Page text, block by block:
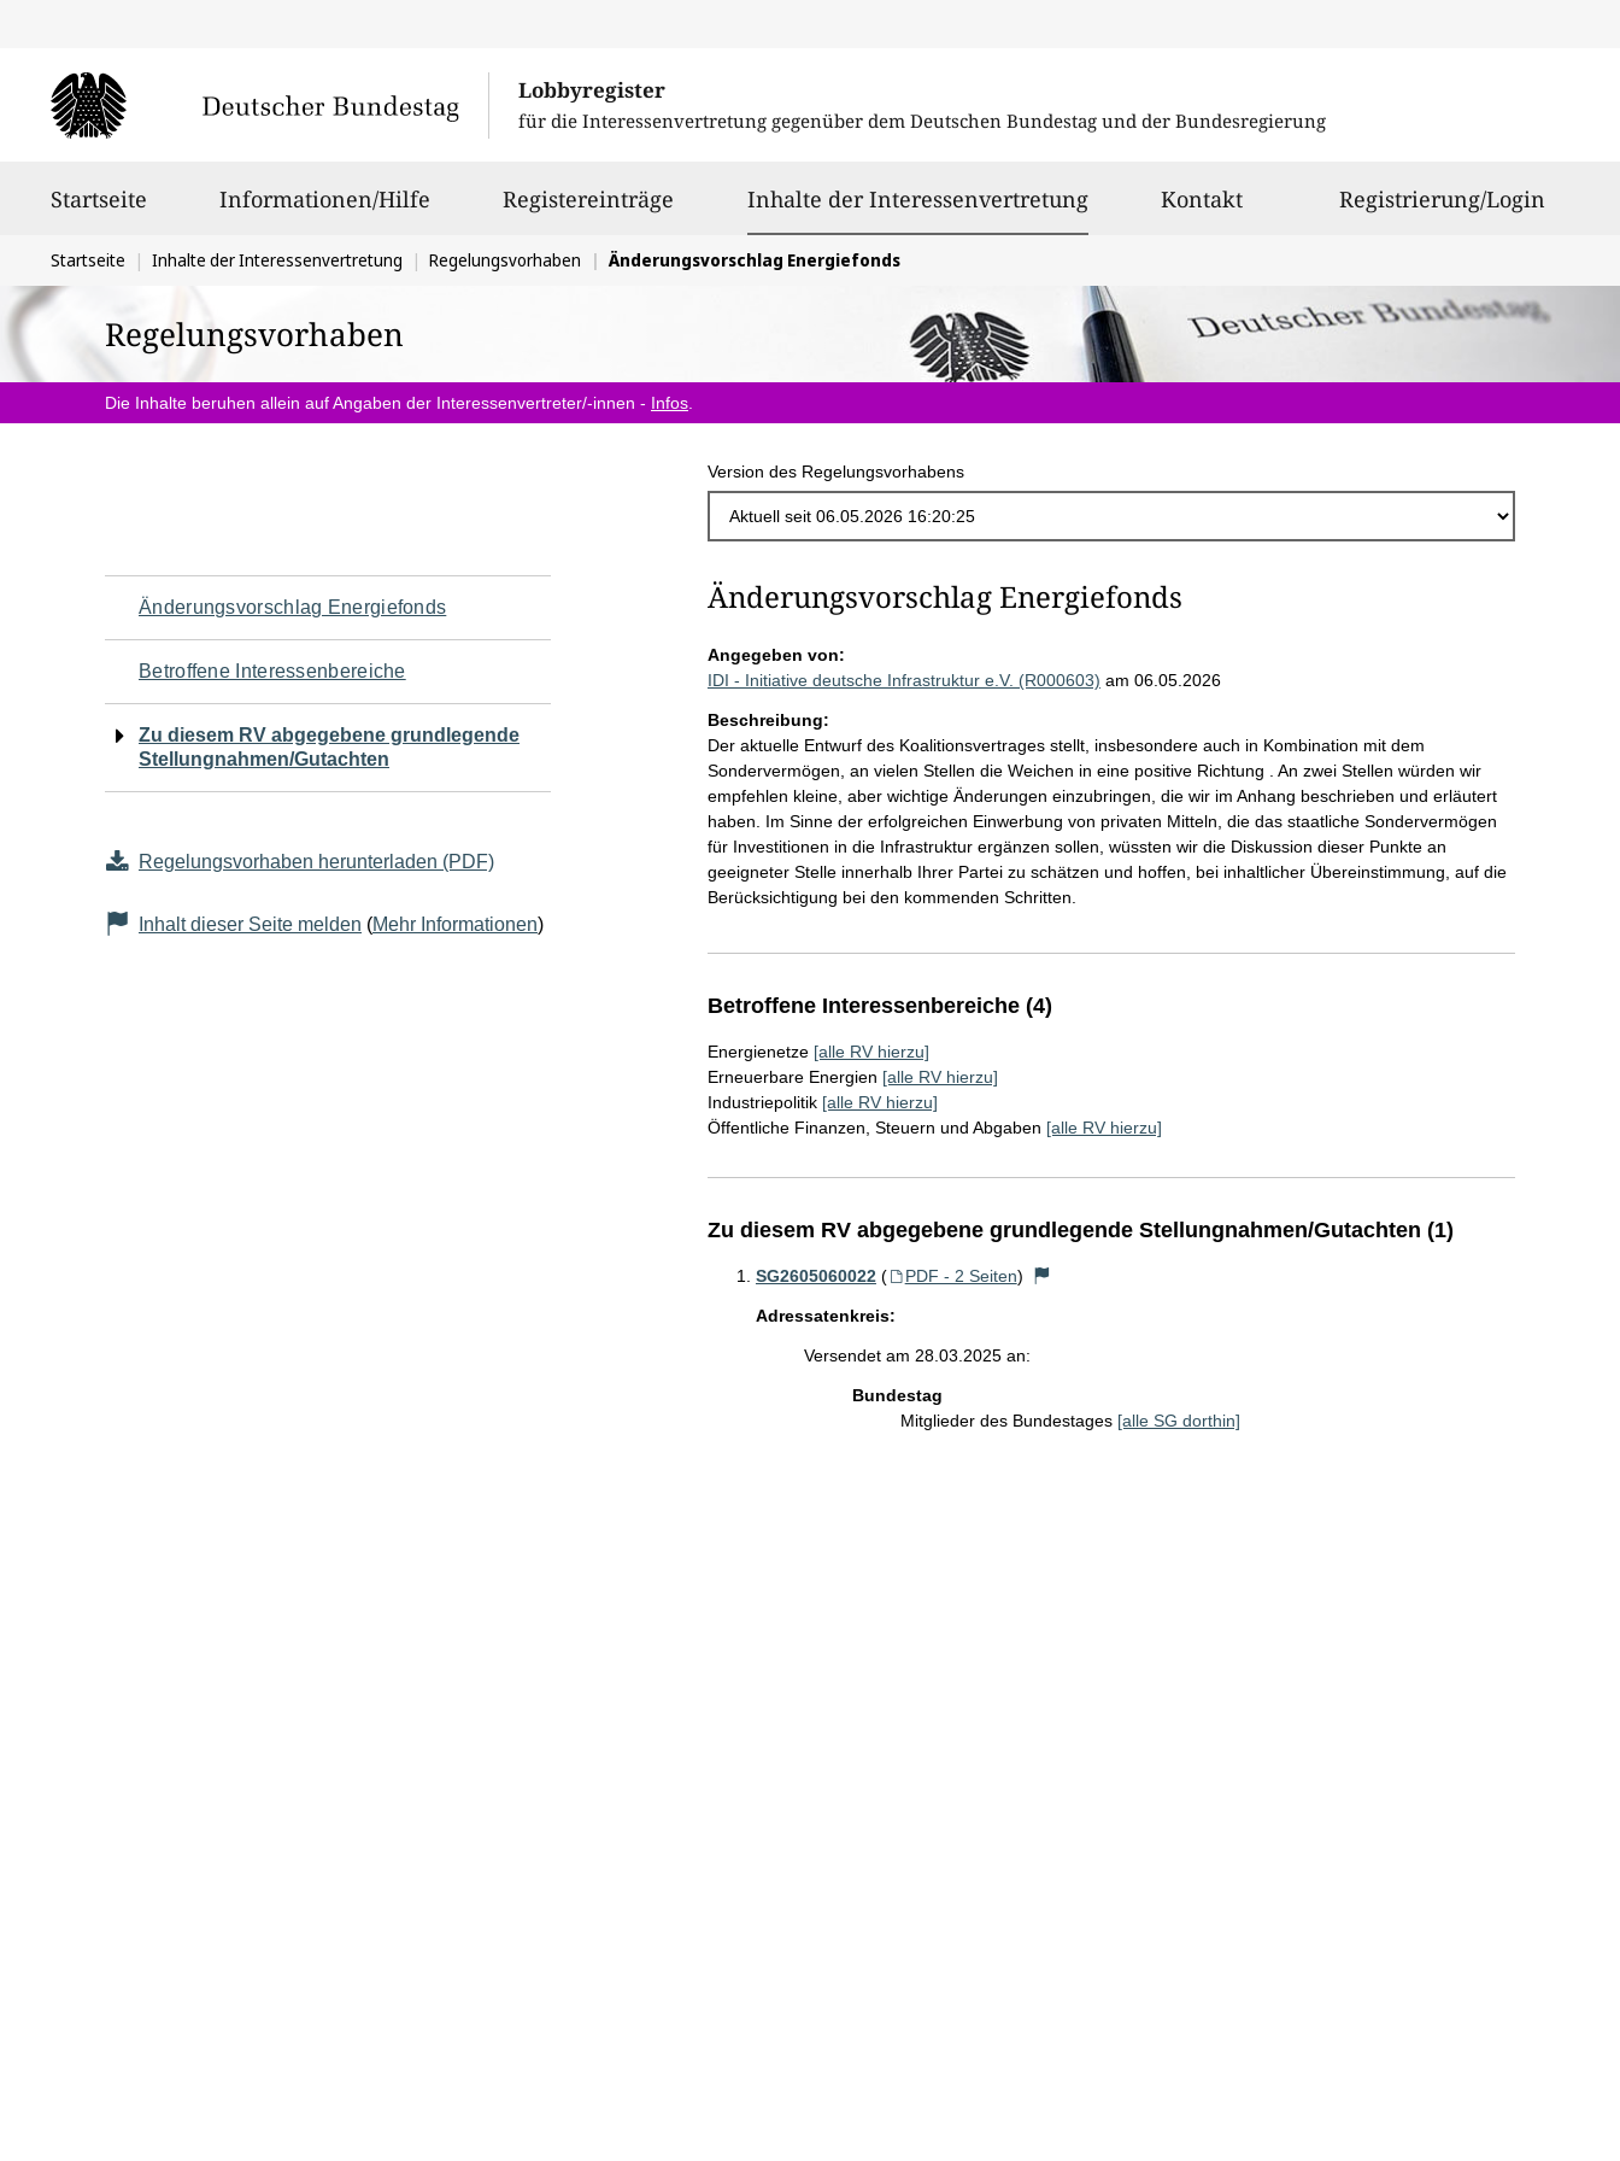
Lobbyregister
für die Interessenvertretung gegenüber dem Deutschen Bundestag und der Bundesregierung
Startseite Informationen/Hilfe Registereinträge Inhalte der Interessenvertretungausgewählt
Kontakt Registrierung/Login
Sie
befinden
sich
hier:
Startseite Inhalte der Interessenvertretung Regelungsvorhaben Änderungsvorschlag Energiefonds
Regelungsvorhaben
Die Inhalte beruhen allein auf Angaben der Interessenvertreter/-innen - Infos
Version des Regelungsvorhabens
Navigation
für
den
Seiteninhalt
Änderungsvorschlag Energiefonds
Betroffene Interessenbereiche
Zu diesem RV abgegebene grundlegende
Stellungnahmen/Gutachten
Regelungsvorhaben herunterladen (PDF)
Inhalt dieser Seite melden (Mehr Informationen)
Änderungsvorschlag Energiefonds
Angegeben von:
IDI - Initiative deutsche Infrastruktur e.V. (R000603) am 06.05.2026
Beschreibung:
Der aktuelle Entwurf des Koalitionsvertrages stellt, insbesondere auch in Kombination mit dem
Sondervermögen, an vielen Stellen die Weichen in eine positive Richtung . An zwei Stellen würden wir
empfehlen kleine, aber wichtige Änderungen einzubringen, die wir im Anhang beschrieben und erläutert
haben. Im Sinne der erfolgreichen Einwerbung von privaten Mitteln, die das staatliche Sondervermögen
für Investitionen in die Infrastruktur ergänzen sollen, wüssten wir die Diskussion dieser Punkte an
geeigneter Stelle innerhalb Ihrer Partei zu schätzen und hoffen, bei inhaltlicher Übereinstimmung, auf die
Berücksichtigung bei den kommenden Schritten.
Betroffene Interessenbereiche (4)
Energienetze [alle RV hierzu]
Erneuerbare Energien [alle RV hierzu]
Industriepolitik [alle RV hierzu]
Öffentliche Finanzen, Steuern und Abgaben [alle RV hierzu]
Zu diesem RV abgegebene grundlegende Stellungnahmen/Gutachten (1)
SG2605060022 ( PDF - 2 Seiten)
Adressatenkreis:
Versendet am 28.03.2025 an:
Bundestag
Mitglieder des Bundestages [alle SG dorthin]